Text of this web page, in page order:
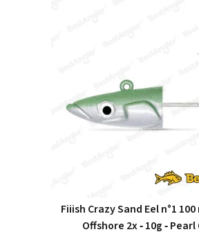
Fiiish Crazy Sand Eel n°1
Offshore 2x ‑ 10g ‑